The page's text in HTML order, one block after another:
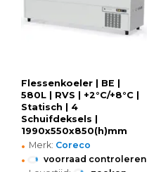
Flessenkoeler | BE |
580L | RVS | +2°C/+8°C |
Statisch | 4
Schuifdeksels |
1990x550x850(h)mm
• Merk: Coreco
• voorraad controleren